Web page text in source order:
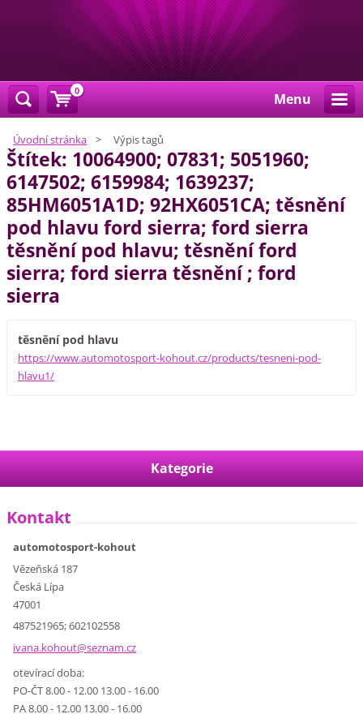
Menu
Úvodní stránka > Výpis tagů
Štítek: 10064900; 07831; 5051960;
6147502; 6159984; 1639237;
85HM6051A1D; 92HX6051CA; těsnění
pod hlavu ford sierra; ford sierra
těsnění pod hlavu; těsnění ford
sierra; ford sierra těsnění ; ford
sierra
těsnění pod hlavu
https://www.automotosport-kohout.cz/products/tesneni-pod-
hlavu1/
Kategorie
Kontakt
automotosport-kohout
Vězeňská 187
Česká Lípa
47001
487521965; 602102558
ivana.kohout@seznam.cz
otevírací doba:
PO-ČT 8.00 - 12.00 13.00 - 16.00
PA 8.00 - 12.00 13.00 - 16.00
0